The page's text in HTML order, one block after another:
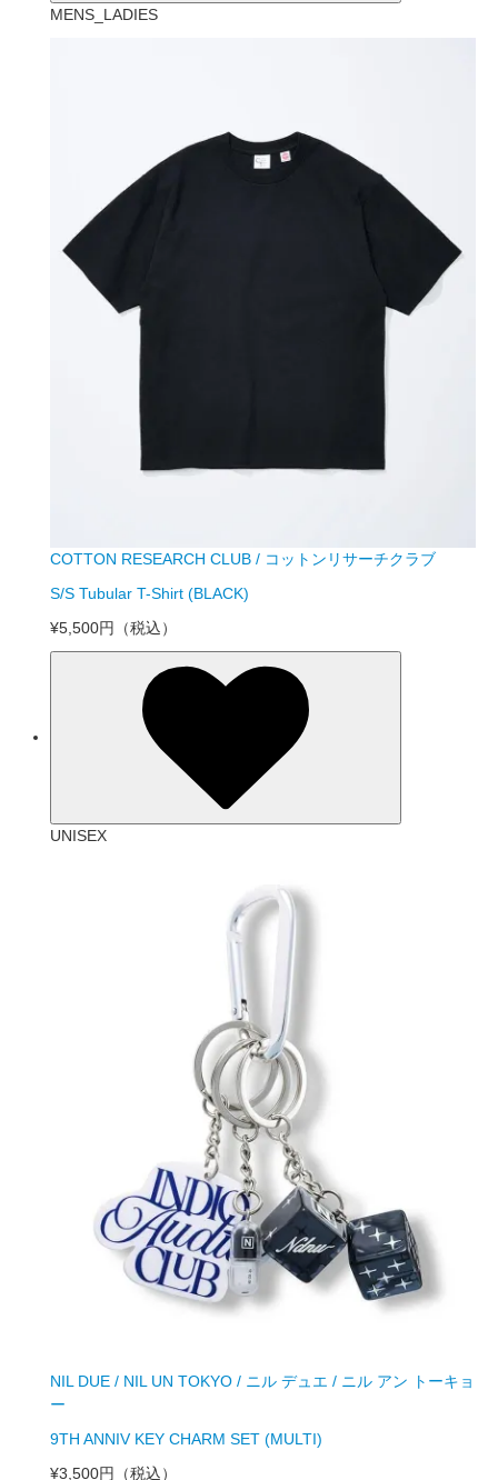
MENS_LADIES
COTTON RESEARCH CLUB / コットンリサーチクラブ
S/S Tubular T-Shirt (BLACK)
¥5,500円
（税込）
UNISEX
NIL DUE / NIL UN TOKYO / ニル デュエ / ニル アン トーキョ
ー
9TH ANNIV KEY CHARM SET (MULTI)
¥3,500円
（税込）